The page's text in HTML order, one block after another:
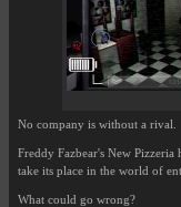
No company is without a rival.
Freddy Fazbear's New
take its place in the world of
What could go wrong?